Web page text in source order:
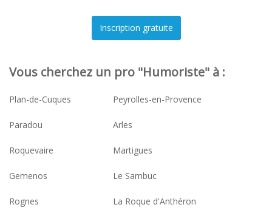
Vous cherchez un pro "Humoriste" à :
Plan-de-Cuques Peyrolles-en-Provence
Paradou Arles
Roquevaire Martigues
Gemenos Le Sambuc
Rognes La Roque d'Anthéron